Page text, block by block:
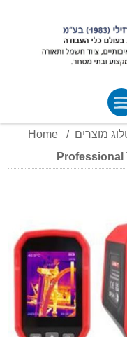
Home / מוצרים
Professional